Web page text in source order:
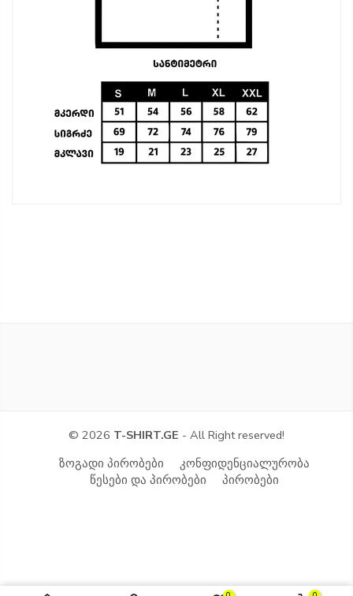
© 2026 T-SHIRT.GE - All Right reserved!
ზოგადი პირობები
კონფიდენციალურობა
წესები და პირობები
პირობები